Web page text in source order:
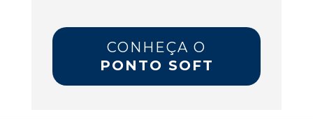
CONHEÇA O
PONTO SOFT